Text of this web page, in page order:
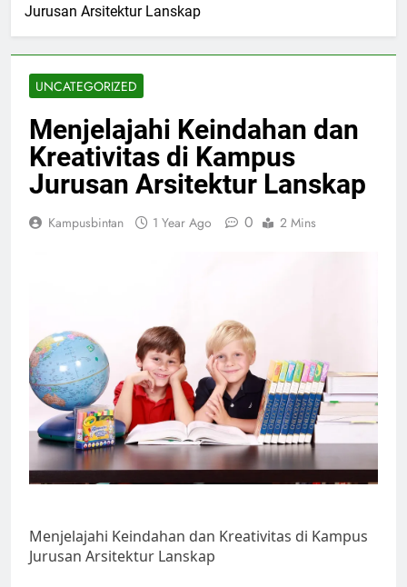
Jurusan Arsitektur Lanskap
UNCATEGORIZED
Menjelajahi Keindahan dan
Kreativitas di Kampus
Jurusan Arsitektur Lanskap
Kampusbintan 1 Year Ago 0 2 Mins
Menjelajahi Keindahan dan Kreativitas di Kampus
Jurusan Arsitektur Lanskap